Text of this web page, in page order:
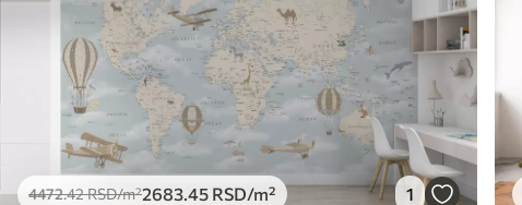
4472.42RSD/m²2683 .45 RSD/m² 1